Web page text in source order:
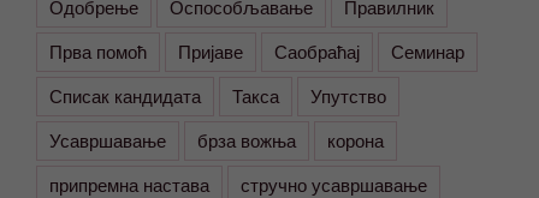
Одобрење
Оспособљавање
Правилник
Прва помоћ
Пријаве Саобраћај
Семинар
Списак кандидата
Такса
Упутство
Усавршавање
брза вожња
корона
припремна настава
стручно усавршавање